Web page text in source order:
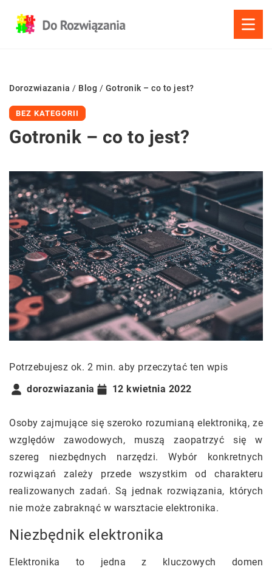
Dorozwiazania / Blog / Gotronik – co to jest?
BEZ KATEGORII
Gotronik – co to jest?
Potrzebujesz ok. 2 min. aby przeczytać ten wpis
dorozwiazania
12 kwietnia 2022
Osoby zajmujące się szeroko rozumianą elektroniką, ze
względów zawodowych, muszą zaopatrzyć się w
szereg niezbędnych narzędzi. Wybór konkretnych
rozwiązań zależy przede wszystkim od charakteru
realizowanych zadań. Są jednak rozwiązania, których
nie może zabraknąć w warsztacie elektronika.
Niezbędnik elektronika
Elektronika to jedna z kluczowych domen